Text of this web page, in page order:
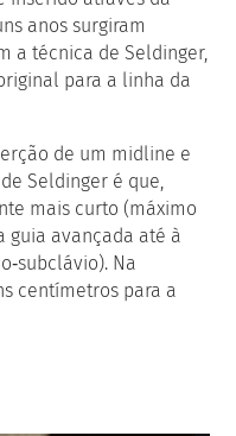
anos surgiram
a técnica de Seldinger,
para a linha da
de um midline e
Seldinger é que,
mais curto (máximo
guia avançada até à
Na
centímetros para a